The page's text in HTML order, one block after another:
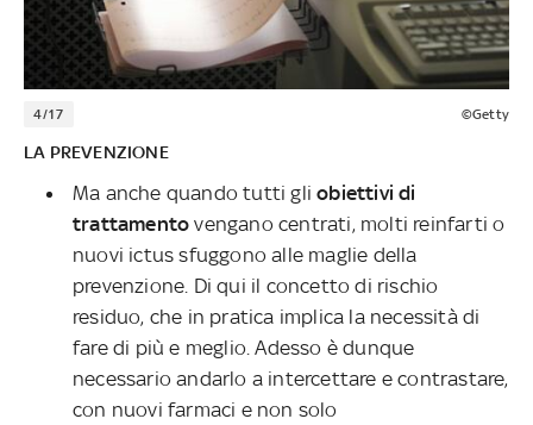
4/17 ©Getty
LA PREVENZIONE
Ma anche quando tutti gliobiettivi di
trattamento vengano centrati, molti reinfarti o
nuovi ictus sfuggono alle maglie della
prevenzione. Di qui il concetto di rischio
residuo, che in pratica implica la necessità di
fare di più e meglio. Adesso è dunque
necessario andarlo a intercettare e contrastare,
con nuovi farmaci e non solo